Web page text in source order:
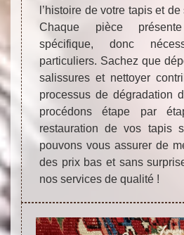
l’histoire de votre tapis et
Chaque pièce
spécifique, donc
particuliers. Sachez que
salissures et nettoyer
processus de dégradation
procédons étape par
restauration de vos tapis
pouvons vous assurer de
des prix bas et sans
nos services de qualité !